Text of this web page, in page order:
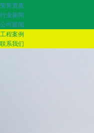
荣誉资质
行业新闻
公司新闻
工程案例
联系我们